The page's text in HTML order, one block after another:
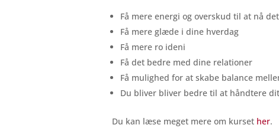
Få mere energi og overskud til at nå
Få mere glæde i dine hverdag
Få mere ro ideni
Få det bedre med dine relationer
Få mulighed for at skabe balance
Du bliver bliver bedre til at håndtere
Du kan læse meget mere om kurset her.